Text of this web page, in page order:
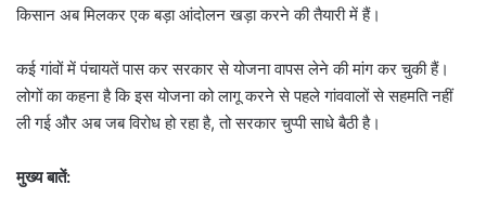
किसान अब मिलकर एक बड़ा आंदोलन खड़ा करने की तैयारी में हैं।
कई गांवों में पंचायतें पास कर सरकार से योजना वापस लेने की मांग कर चुकी हैं।
लोगों का कहना है कि इस योजना को लागू करने से पहले गांववालों से सहमति नहीं
ली गई और अब जब विरोध हो रहा है, तो सरकार चुप्पी साधे बैठी है।
मुख्य बातें: